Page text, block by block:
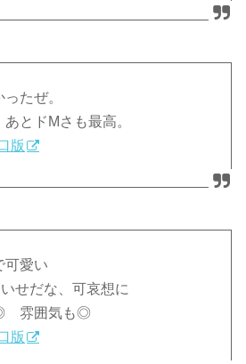
たぜ。
とドMさも最高。
版
可愛い
せだな、可哀想に
◎ 雰囲気も◎
版